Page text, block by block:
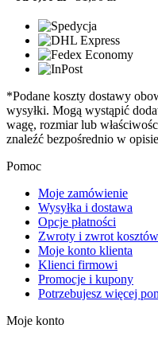
*Podane koszty dostawy
wysyłki. Mogą wystąpić
wagę, rozmiar lub
znaleźć bezpośrednio w
Pomoc
Moje zamówienie
Wysyłka i dostawa
Opcje płatności
Zwroty i zwrot kosztów
Moje konto klienta
Klienci firmowi
Promocje i kupony
Potrzebujesz więcej
Moje konto